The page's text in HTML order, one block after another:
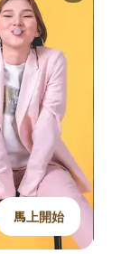
馬上開始